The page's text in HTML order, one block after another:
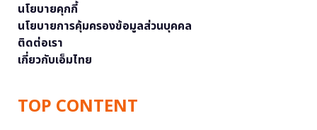
นโยบายคุกกี้
นโยบายการคุ้มครองข้อมูลส่วนบุคคล
ติดต่อเรา
เกี่ยวกับเอ็มไทย
TOP CONTENT